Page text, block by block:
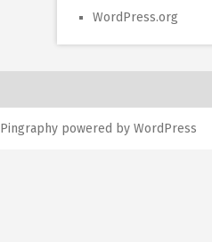
WordPress.org
Pingraphy powered by WordPress